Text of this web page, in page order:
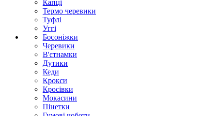
Капці
Термо черевики
Туфлі
Уггі
Босоніжки
Черевики
В'єтнамки
Дутики
Кеди
Крокси
Кросівки
Мокасини
Пінетки